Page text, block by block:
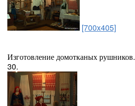
[700x405]
Изготовление домотканых рушников.
30.